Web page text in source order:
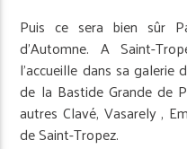
Puis ce sera bien sûr
d’Automne. A Saint-
l’accueille dans sa
de la Bastide Grande de
autres Clavé, Vasarely ,
de Saint-Tropez.